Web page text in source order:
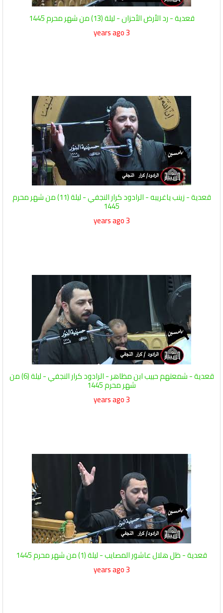
قعدية - رد الأرض الأحزان - ليلة (13) من شهر محرم 1445
3 years ago
قعدية - زينب ياغريبه - الرادود كرار النجفي - ليلة (11) من شهر محرم
1445
3 years ago
قعدية - شمعتهم حبيب ابن مظاهر - الرادود كرار النجفي - ليلة (6) من
شهر محرم 1445
3 years ago
قعدية - ظل هلال عاشور المصايب - ليلة (1) من شهر محرم 1445
3 years ago